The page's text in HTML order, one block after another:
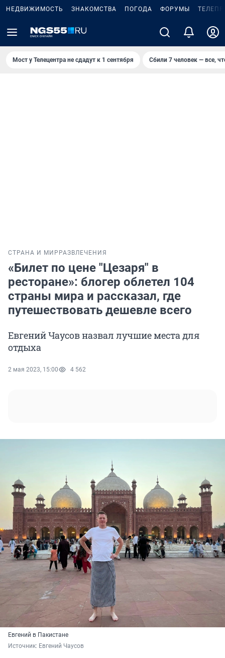
НЕДВИЖИМОСТЬ ЗНАКОМСТВА ПОГОДА ФОРУМЫ
Мост у Телецентра не сдадут к 1 сентября Сбили 7 человек — все,
СТРАНА И МИР РАЗВЛЕЧЕНИЯ
«Билет по цене "Цезаря" в
ресторане»: блогер облетел 104
страны мира и рассказал, где
путешествовать дешевле всего
Евгений Чаусов назвал лучшие места для
отдыха
2 мая 2023, 15:00 4 562
Евгений в Пакистане
Источник: Евгений Чаусов